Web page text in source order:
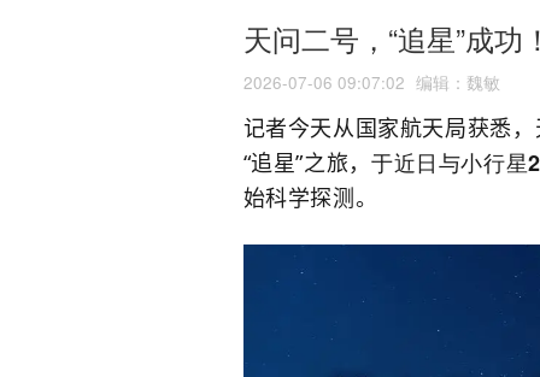
天问二号，“追星”成功
2026-07-06 09:07:02 编辑 ： 魏敏
记者今天从国家航天局获悉
“追星”之旅， 于近日与小行星
始科学探测。